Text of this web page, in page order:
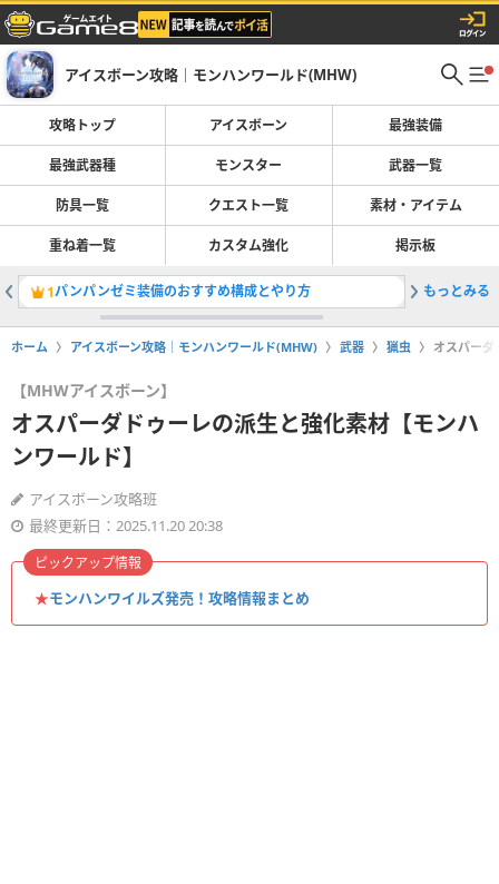
アイスボーン攻略｜モンハンワールド(MHW)
攻略トップ アイスボーン 最強装備
最強武器種 モンスター 武器一覧
防具一覧 クエスト一覧 素材・アイテム
重ね着一覧 カスタム強化 掲示板
1パンパンゼミ装備のおすすめ構成とやり方 2ネロミ
もっとみる
ホーム アイスボーン攻略｜モンハンワールド(MHW) 武器 猟虫 オスパー
【MHWアイスボーン】
オスパーダドゥーレの派生と強化素材【モンハ
ンワールド】
アイスボーン攻略班
最終更新日：2025.11.20 20:38
★モンハンワイルズ発売！攻略情報まとめ
ピックアップ情報